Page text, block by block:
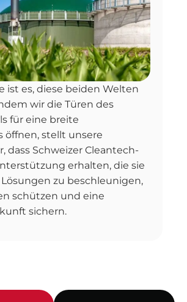
ist es, diese beiden Welten
wir die Türen des
für eine breite
öffnen, stellt unsere
dass Schweizer Cleantech-
erhalten, die sie
zu beschleunigen,
schützen und eine
sichern.